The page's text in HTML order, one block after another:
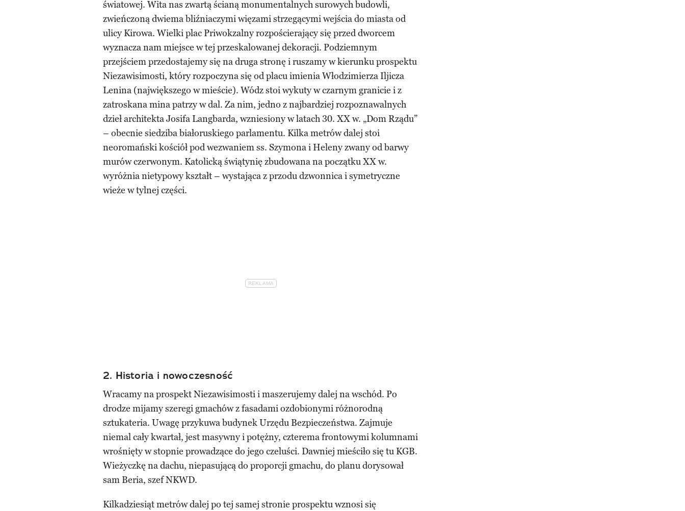
światowej. Wita nas zwartą ścianą monumentalnych surowych budowli,
zwieńczoną dwiema bliźniaczymi więzami strzegącymi wejścia do miasta od
ulicy Kirowa. Wielki plac Priwokzalny rozpościerający się przed dworcem
wyznacza nam miejsce w tej przeskalowanej dekoracji. Podziemnym
przejściem przedostajemy się na druga stronę i ruszamy w kierunku prospektu
Niezawisimosti, który rozpoczyna się od placu imienia Włodzimierza Iljicza
Lenina (największego w mieście). Wódz stoi wykuty w czarnym granicie i z
zatroskana mina patrzy w dal. Za nim, jedno z najbardziej rozpoznawalnych
dzieł architekta Josifa Langbarda, wzniesiony w latach 30. XX w. „Dom Rządu”
– obecnie siedziba białoruskiego parlamentu. Kilka metrów dalej stoi
neoromański kościół pod wezwaniem ss. Szymona i Heleny zwany od barwy
murów czerwonym. Katolicką świątynię zbudowana na początku XX w.
wyróżnia nietypowy kształt – wystająca z przodu dzwonnica i symetryczne
wieże w tylnej części.
2. Historia i nowoczesność
Wracamy na prospekt Niezawisimosti i maszerujemy dalej na wschód. Po
drodze mijamy szeregi gmachów z fasadami ozdobionymi różnorodną
sztukateria. Uwagę przykuwa budynek Urzędu Bezpieczeństwa. Zajmuje
niemal cały kwartał, jest masywny i potężny, czterema frontowymi kolumnami
wrośnięty w stopnie prowadzące do jego czeluści. Dawniej mieściło się tu KGB.
Wieżyczkę na dachu, niepasującą do proporcji gmachu, do planu dorysował
sam Beria, szef NKWD.
Kilkadziesiąt metrów dalej po tej samej stronie prospektu wznosi się